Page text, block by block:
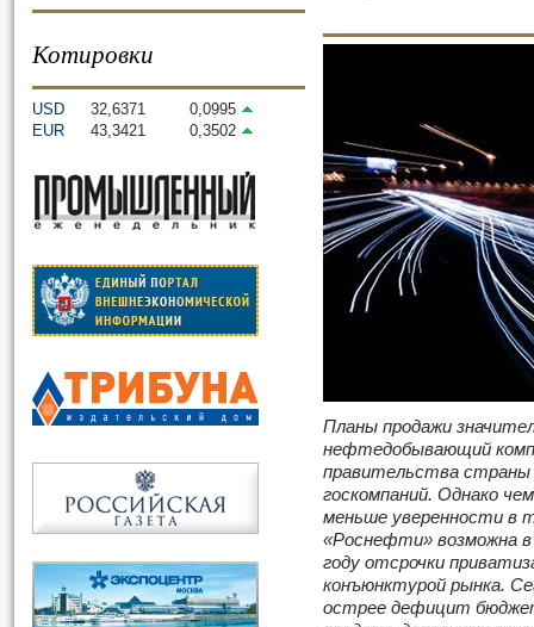
Котировки
USD 32,6371
0,0995
EUR
43,3421 0,3502
Планы продажи
нефтедобывающий
правительства страны
госкомпаний. Однако
меньше уверенности в
«Роснефти» возможна
году отсрочки
конъюнктурой рынка.
острее дефицит